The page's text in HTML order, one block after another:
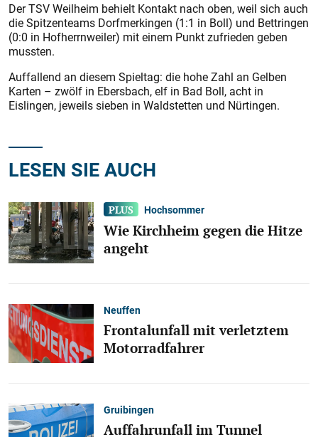
Der TSV Weilheim behielt Kontakt nach oben, weil sich auch
die Spitzenteams Dorfmerkingen (1:1 in Boll) und Bettringen
(0:0 in Hofherrnweiler) mit einem Punkt zufrieden geben
mussten.
Auffallend an diesem Spieltag: die hohe Zahl an Gelben
Karten – zwölf in Ebersbach, elf in Bad Boll, acht in
Eislingen, jeweils sieben in Waldstetten und Nürtingen.
LESEN SIE AUCH
Hochsommer
Wie Kirchheim gegen die Hitze
angeht
Neuffen
Frontalunfall mit verletztem
Motorradfahrer
Gruibingen
Auffahrunfall im Tunnel